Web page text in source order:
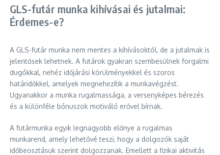
GLS-futár munka kihívásai és jutalmai:
Érdemes-e?
A GLS-futár munka nem mentes a kihívásoktól, de a jutalmak is
jelentősek lehetnek. A futárok gyakran szembesülnek forgalmi
dugókkal, nehéz időjárási körülményekkel és szoros
határidőkkel, amelyek megnehezítik a munkavégzést.
Ugyanakkor a munka rugalmassága, a versenyképes bérezés
és a különféle bónuszok motiváló erővel bírnak.
A futármunka egyik legnagyobb előnye a rugalmas
munkarend, amely lehetővé teszi, hogy a dolgozók saját
időbeosztásuk szerint dolgozzanak. Emellett a fizikai aktivitás